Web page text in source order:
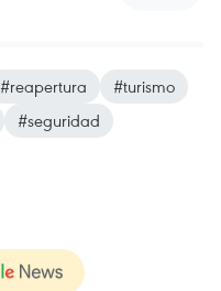
#reapertura
#turismo
#seguridad